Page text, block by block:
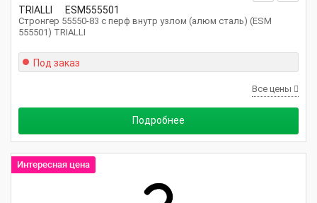
TRIALLI ESM555501
Стронгер 55550-83 с перф внутр узлом (алюм сталь) (ESM
555501) TRIALLI
Под заказ
Все цены
Подробнее
Интересная цена